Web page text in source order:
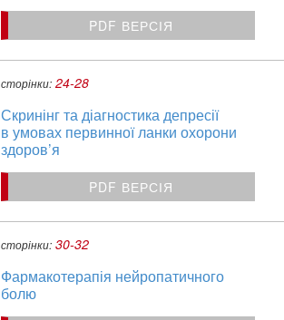
PDF ВЕРСІЯ
сторінки: 24-28
Скринінг та діагностика депресії
в умовах первинної ланки охорони
здоров’я
PDF ВЕРСІЯ
сторінки: 30-32
Фармакотерапія нейропатичного
болю